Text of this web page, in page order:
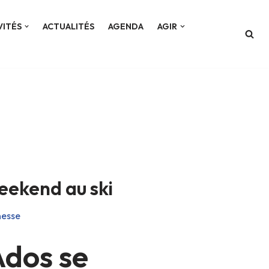
ACTUALITÉS AGENDA AGIR
au ski
se